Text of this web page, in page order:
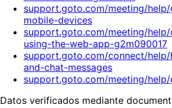
support.goto.com/meeting/
mobile-devices
support.goto.com/meeting/
using-the-web-app-g2m090017
support.goto.com/connect/
and-chat-messages
support.goto.com/meeting/
Datos verificados mediante